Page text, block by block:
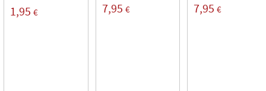
1,95 € 7,95 € 7,95 €